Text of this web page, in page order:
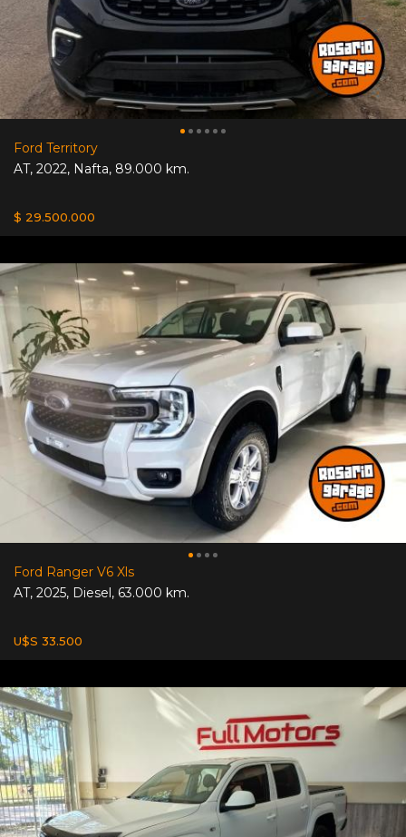
Ford Territory
AT, 2022, Nafta, 89.000 km.
$ 29.500.000
Ford Ranger V6 Xls
AT, 2025, Diesel, 63.000 km.
U$S 33.500